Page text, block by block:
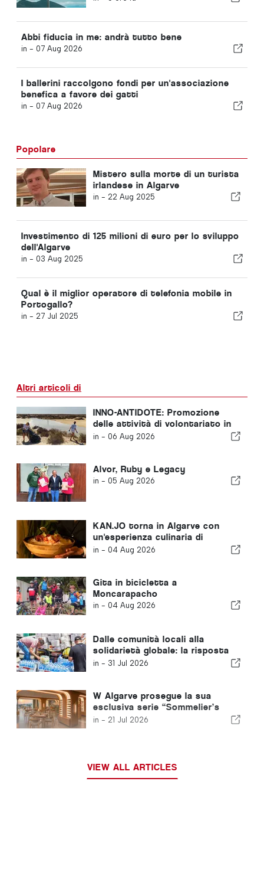
Abbi fiducia in me: andrà tutto bene
in - 07 Aug 2026
I ballerini raccolgono fondi per un'associazione
benefica a favore dei gatti
in - 07 Aug 2026
Popolare
Mistero sulla morte di un turista
irlandese in Algarve
in - 22 Aug 2025
Investimento di 125 milioni di euro per lo sviluppo
dell'Algarve
in - 03 Aug 2025
Qual è il miglior operatore di telefonia mobile in
Portogallo?
in - 27 Jul 2025
Altri articoli di
INNO-ANTIDOTE: Promozione
delle attività di volontariato in
Portogallo
in - 06 Aug 2026
Alvor, Ruby e Legacy
in - 05 Aug 2026
KAN.JO torna in Algarve con
un'esperienza culinaria di
ispirazione asiatica
in - 04 Aug 2026
Gita in bicicletta a
Moncarapacho
in - 04 Aug 2026
Dalle comunità locali alla
solidarietà globale: la risposta
collettiva dopo i terremoti in
in - 31 Jul 2026
W Algarve prosegue la sua
esclusiva serie “Sommelier’s
Table” con Buçaco
in - 21 Jul 2026
VIEW ALL ARTICLES